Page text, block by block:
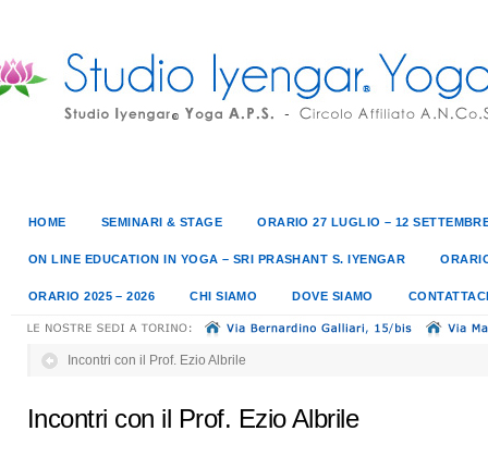
HOME SEMINARI & STAGE ORARIO 27 LUGLIO – 12
ON LINE EDUCATION IN YOGA – SRI PRASHANT S. IYENGAR
ORARIO 2025 – 2026 CHI SIAMO DOVE SIAMO
Incontri con il Prof. Ezio Albrile
Incontri con il Prof. Ezio Albrile